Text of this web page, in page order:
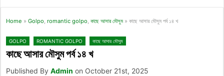
Home » Golpo, romantic golpo, কাছে আসার মৌসুম » কাছে আসার মৌসুম পর্ব ১৪ খ
GOLPO ROMANTIC GOLPO কাছে আসার মৌসুম
কাছে আসার মৌসুম পর্ব ১৪ খ
Published By Admin on October 21st, 2025